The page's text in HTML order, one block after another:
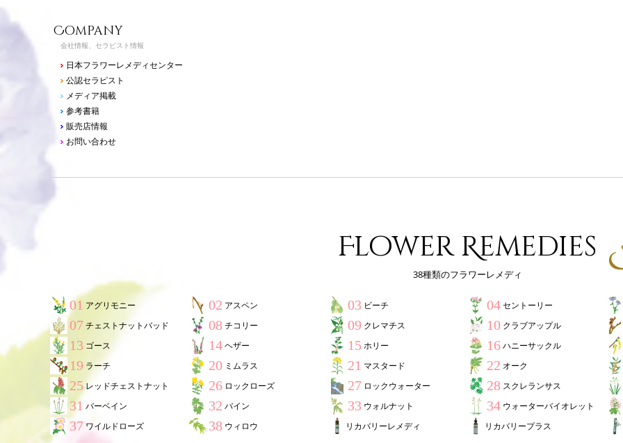
Company
会社情報、セラピスト情報
日本フラワーレメディセンター
公認セラピスト
メディア掲載
参考書籍
販売店情報
お問い合わせ
Flower Remedies
38種類のフラワーレメディ
01 アグリモニー 02 アスペン 03 ビーチ 04セントーリー
07チェストナットバッド 08 チコリー 09 クレマチス 10 クラブアップル
13 ゴース 14ヘザー 15 ホリー 16ハニーサックル
19 ラーチ 20 ミムラス 21 マスタード 22 オーク
25 レッドチェストナット 26 ロックローズ 27 ロックウォーター 28 スクレランサス
31 バーベイン 32 バイン 33 ウォルナット 34 ウォーターバイオレット
37 ワイルドローズ 38 ウィロウ リカバリーレメディ リカバリープラス